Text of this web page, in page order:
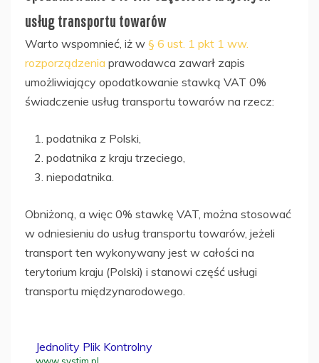
usług transportu towarów
Warto wspomnieć, iż w § 6 ust. 1 pkt 1 ww.
rozporządzenia prawodawca zawarł zapis
umożliwiający opodatkowanie stawką VAT 0%
świadczenie usług transportu towarów na rzecz:
podatnika z Polski,
podatnika z kraju trzeciego,
niepodatnika.
Obniżoną, a więc 0% stawkę VAT, można stosować
w odniesieniu do usług transportu towarów, jeżeli
transport ten wykonywany jest w całości na
terytorium kraju (Polski) i stanowi część usługi
transportu międzynarodowego.
Jednolity Plik Kontrolny